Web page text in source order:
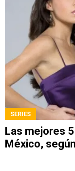
SERIES
Las mejores
México,